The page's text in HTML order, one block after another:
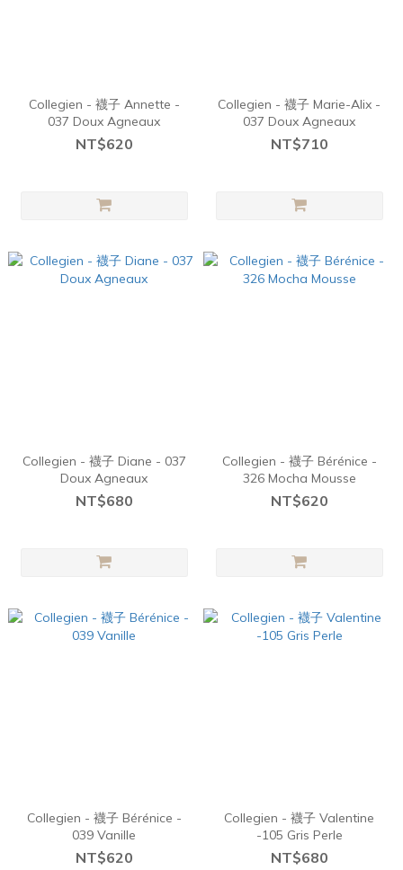
Collegien - 襪子 Annette -
037 Doux Agneaux
NT$620
Collegien - 襪子 Marie-Alix -
037 Doux Agneaux
NT$710
Collegien - 襪子 Diane - 037
Doux Agneaux
NT$680
Collegien - 襪子 Bérénice -
326 Mocha Mousse
NT$620
Collegien - 襪子 Bérénice -
039 Vanille
NT$620
Collegien - 襪子 Valentine
-105 Gris Perle
NT$680